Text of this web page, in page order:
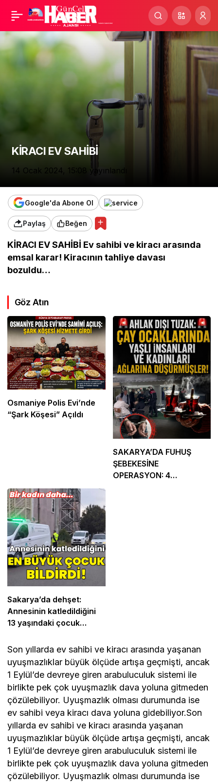
KİRACI EV SAHİBİ
14 Ocak 2024, 15:08 yayınlandı
Google'da Abone Ol
Paylaş Beğen
KİRACI EV SAHİBİ Ev sahibi ve kiracı arasında
emsal karar! Kiracının tahliye davası
bozuldu…
Göz Atın
Osmaniye Polis Evi’nde
“Şark Köşesi” Açıldı
SAKARYA’DA FUHUŞ
ŞEBEKESİNE
OPERASYON: 4
Sakarya’da dehşet:
Annesinin katledildiğini
13 yaşındaki çocuk
Son yıllarda ev sahibi ve kiracı arasında yaşanan
uyuşmazlıklar büyük ölçüde artışa geçmişti, ancak
1 Eylül’de devreye giren arabuluculuk sistemi ile
birlikte pek çok uyuşmazlık dava yoluna gitmeden
çözülebiliyor. Uyuşmazlık olması durumunda ise
ev sahibi veya kiracı dava yoluna gidebiliyor.Son
yıllarda ev sahibi ve kiracı arasında yaşanan
uyuşmazlıklar büyük ölçüde artışa geçmişti, ancak
1 Eylül’de devreye giren arabuluculuk sistemi ile
birlikte pek çok uyuşmazlık dava yoluna gitmeden
çözülebiliyor. Uyuşmazlık olması durumunda ise
Kira gelirinde vergi
istisnası belli oldu
Paylaş